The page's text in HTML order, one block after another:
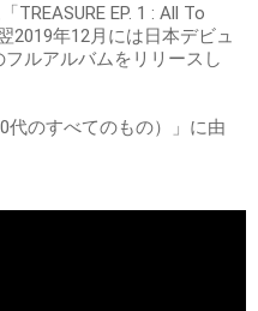
EP. 1 : All To
2019年12月には日本デビュ
ルアルバムをリリースし
代のすべてのもの）」に由